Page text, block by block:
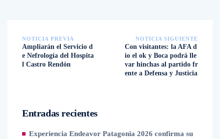
NOTICIA PREVIA
Ampliarán el Servicio d
e Nefrología del Hospita
l Castro Rendón
NOTICIA SIGUIENTE
Con visitantes: la AFA d
io el ok y Boca podrá lle
var hinchas al partido fr
ente a Defensa y Justicia
Entradas recientes
Experiencia Endeavor Patagonia 2026 confirma su